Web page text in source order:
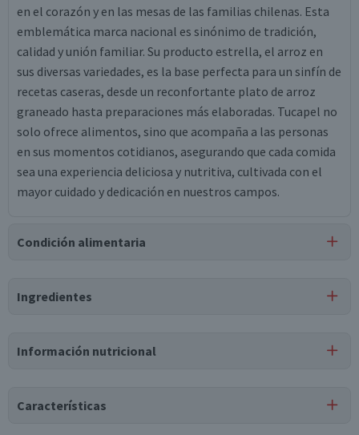
en el corazón y en las mesas de las familias chilenas. Esta
emblemática marca nacional es sinónimo de tradición,
calidad y unión familiar. Su producto estrella, el arroz en
sus diversas variedades, es la base perfecta para un sinfín de
recetas caseras, desde un reconfortante plato de arroz
graneado hasta preparaciones más elaboradas. Tucapel no
solo ofrece alimentos, sino que acompaña a las personas
en sus momentos cotidianos, asegurando que cada comida
sea una experiencia deliciosa y nutritiva, cultivada con el
mayor cuidado y dedicación en nuestros campos.
Condición alimentaria
Ingredientes
Información nutricional
Tabla nutricional
Características